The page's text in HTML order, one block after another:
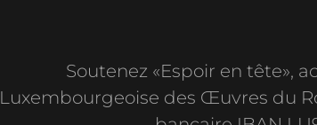
Soutenez «Espoir en tête»,
Luxembourgeoise des Œuvres du